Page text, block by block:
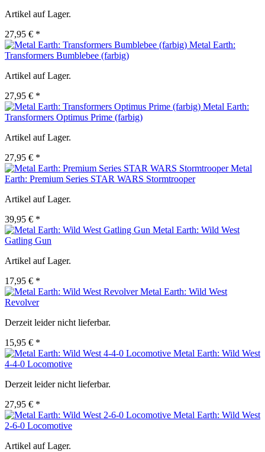
Artikel auf Lager.
27,95 € *
Metal Earth:
Transformers Bumblebee (farbig)
Artikel auf Lager.
27,95 € *
Metal Earth:
Transformers Optimus Prime (farbig)
Artikel auf Lager.
27,95 € *
Metal
Earth: Premium Series STAR WARS Stormtrooper
Artikel auf Lager.
39,95 € *
Metal Earth: Wild West
Gatling Gun
Artikel auf Lager.
17,95 € *
Metal Earth: Wild West
Revolver
Derzeit leider nicht lieferbar.
15,95 € *
Metal Earth: Wild West
4-4-0 Locomotive
Derzeit leider nicht lieferbar.
27,95 € *
Metal Earth: Wild West
2-6-0 Locomotive
Artikel auf Lager.